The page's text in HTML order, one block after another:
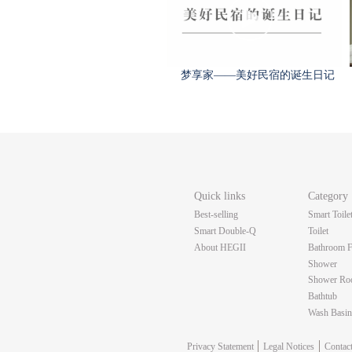
梦享家——美好民宿的诞生日记
Quick links
Best-selling
Smart Double-Q
About HEGII
Category
Smart
Toilet
Bathroom
Shower
Shower
Bathtub
Wash Basin
Privacy Statement Legal Notices